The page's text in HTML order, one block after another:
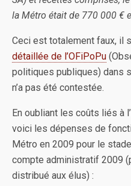
la Métro était de 770 000 €
Ceci est totalement faux, il
détaillée de l’OFiPoPu
politiques publiques) dans
n’a pas été contestée.
En oubliant les coûts liés à
voici les dépenses de
Métro en 2009 pour le
compte administratif 2009
distribué aux élus) :